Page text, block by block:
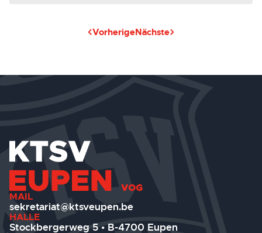
VorherigeNächste
MAIL
sekretariat@ktsveupen.be
HALLE
Stockbergerweg 5 • B-4700 Eupen